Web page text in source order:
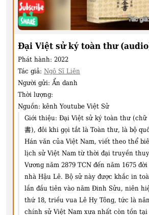
Đại Việt sử ký toàn thư
Phát hành: 2022
Tác giả: Ngô Sĩ Liên
Người gửi: Ẩn danh
Thời lượng:
Nguồn: kênh Youtube Việt Sử
Giới thiệu: Đại Việt sử ký toàn thư (chữ
書), đôi khi gọi tắt là Toàn thư, là bộ
Hán văn của Việt Nam, viết theo thể
lịch sử Việt Nam từ thời đại truyền
Vương năm 2879 TCN đến năm 1675
nhà Hậu Lê. Bộ sử này được khắc in
lần đầu tiên vào năm Đinh Sửu, niên
thứ 18, triều vua Lê Hy Tông, tức là
chính sử Việt Nam xưa nhất còn tồn tại